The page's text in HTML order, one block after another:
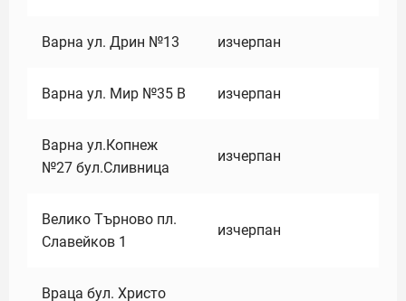
Варна ул. Дрин №13 изчерпан
Варна ул. Мир №35 В изчерпан
Варна ул.Копнеж
№27 бул.Сливница
изчерпан
Велико Търново пл.
Славейков 1
изчерпан
Враца бул. Христо